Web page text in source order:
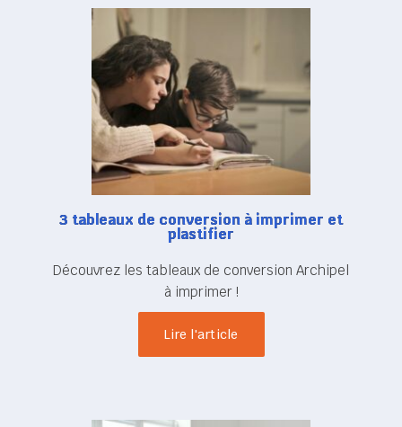
3 tableaux de conversion à imprimer et
plastifier
Découvrez les tableaux de conversion Archipel
à imprimer !
Lire l'article